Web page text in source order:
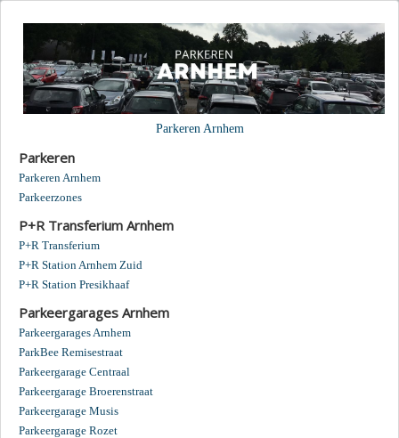
Parkeren Arnhem
Parkeren
Parkeren Arnhem
Parkeerzones
P+R Transferium Arnhem
P+R Transferium
P+R Station Arnhem Zuid
P+R Station Presikhaaf
Parkeergarages Arnhem
Parkeergarages Arnhem
ParkBee Remisestraat
Parkeergarage Centraal
Parkeergarage Broerenstraat
Parkeergarage Musis
Parkeergarage Rozet